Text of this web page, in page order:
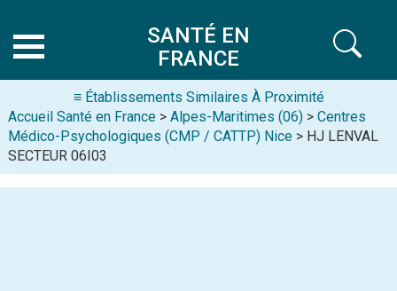
SANTÉ EN
FRANCE
≡ Établissements Similaires À Proximité
Accueil Santé en France > Alpes-Maritimes (06) > Centres
Médico-Psychologiques (CMP / CATTP) Nice > HJ LENVAL
SECTEUR 06I03